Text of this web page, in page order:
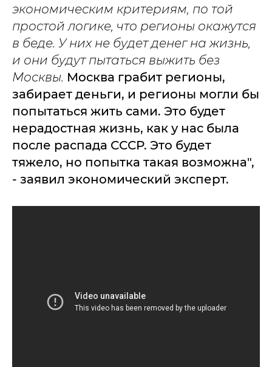
экономическим критериям, по той
простой логике, что регионы окажутся
в беде. У них не будет денег на жизнь,
и они будут пытаться выжить без
Москвы. Москва грабит регионы,
забирает деньги, и регионы могли бы
попытаться жить сами. Это будет
нерадостная жизнь, как у нас была
после распада СССР. Это будет
тяжело, но попытка такая возможна",
- заявил экономический эксперт.